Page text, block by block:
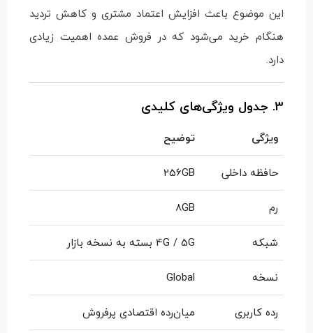
این موضوع باعث افزایش اعتماد مشتری و کاهش تردید
هنگام خرید می‌شود که در فروش عمده اهمیت زیادی
دارد.
3. جدول ویژگی‌های کلیدی
ویژگی
توضیح
حافظه داخلی
256GB
رم
8GB
شبکه
4G / 5G بسته به نسخه بازار
نسخه
Global
رده کاربری
میان‌رده اقتصادی پرفروش